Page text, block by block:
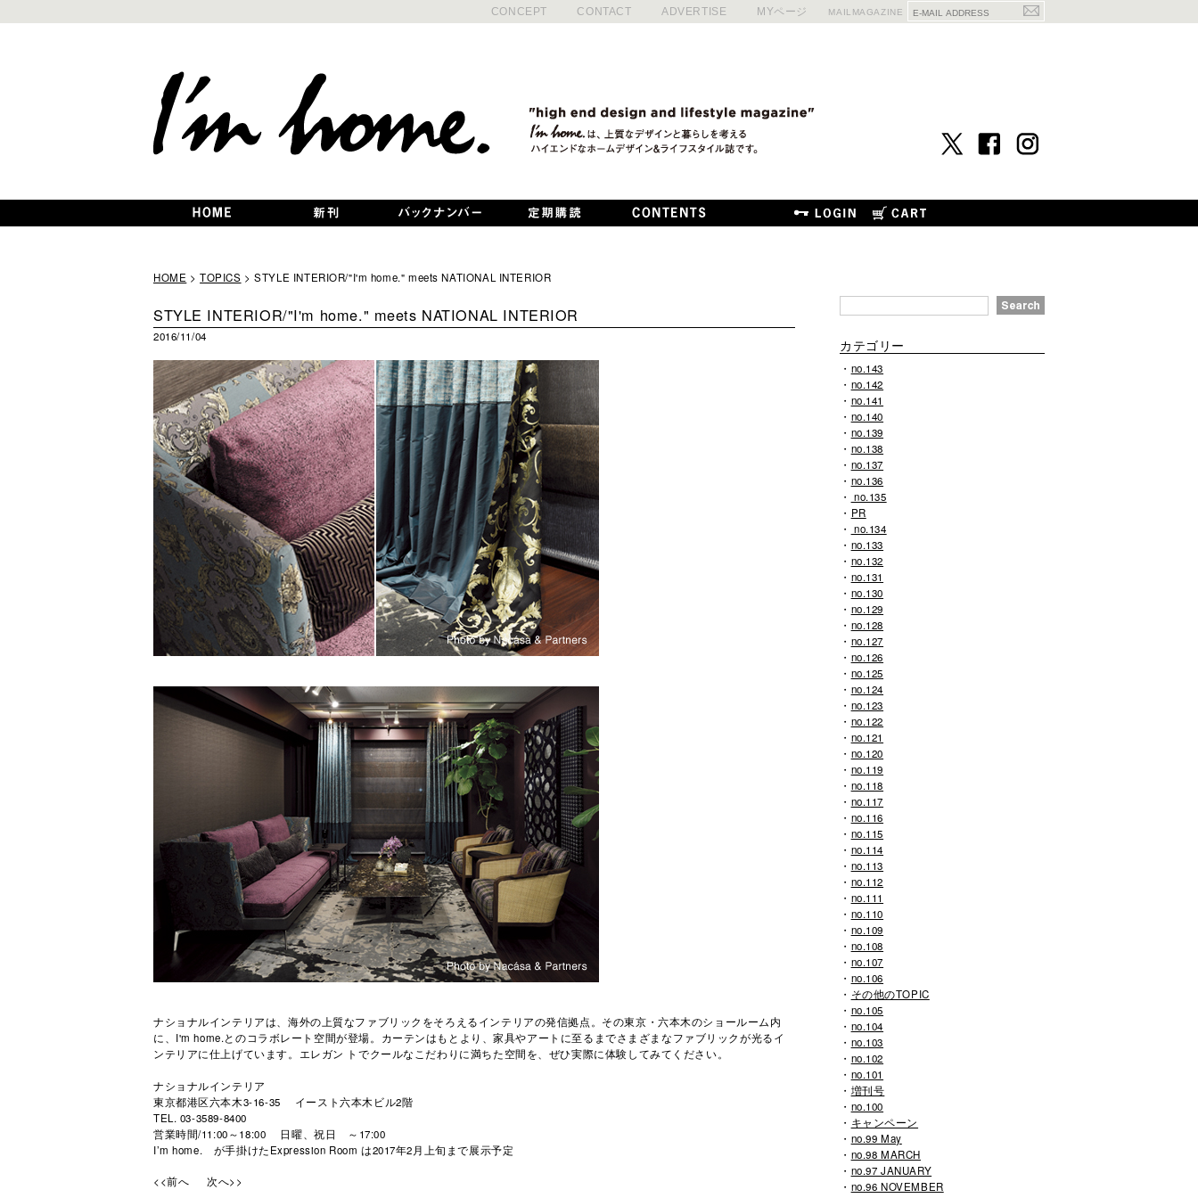
CONCEPT CONTACT ADVERTISE MYページ MAILMAGAZINE
HOME >TOPICS > STYLE INTERIOR/"I'm home." meets NATIONAL INTERIOR
STYLE INTERIOR/"I'm home." meets NATIONAL INTERIOR
2016/11/04
ナショナルインテリアは、海外の上質なファブリックをそろえるインテリアの発信拠点。その東京・六本木のショールーム内
に、I'm home.とのコラボレート空間が登場。カーテンはもとより、家具やアートに至るまでさまざまなファブリックが光るイ
ンテリアに仕上げています。エレガン トでクールなこだわりに満ちた空間を、ぜひ実際に体験してみてください。
ナショナルインテリア
東京都港区六本木3-16-35 イースト六本木ビル2階
TEL. 03-3589-8400
営業時間/11:00～18:00 日曜、祝日 ～17:00
I’m home. が手掛けたExpression Room は2017年2月上旬まで展示予定
<<前へ 次へ>>
カテゴリー
no.143
no.142
no.141
no.140
no.139
no.138
no.137
no.136
no.135
PR
no.134
no.133
no.132
no.131
no.130
no.129
no.128
no.127
no.126
no.125
no.124
no.123
no.122
no.121
no.120
no.119
no.118
no.117
no.116
no.115
no.114
no.113
no.112
no.111
no.110
no.109
no.108
no.107
no.106
その他のTOPIC
no.105
no.104
no.103
no.102
no.101
増刊号
no.100
キャンペーン
no.99 May
no.98 MARCH
no.97 JANUARY
no.96 NOVEMBER